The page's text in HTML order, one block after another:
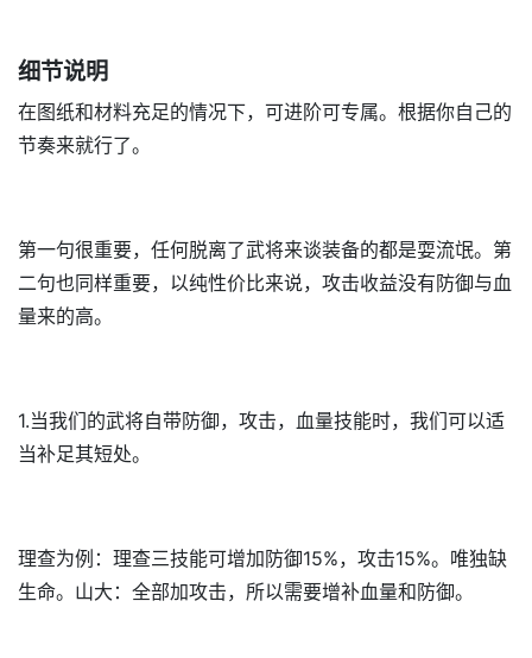
细节说明
在图纸和材料充足的情况下，可进阶可专属。根据你自己的
节奏来就行了。
第一句很重要，任何脱离了武将来谈装备的都是耍流氓。第
二句也同样重要，以纯性价比来说，攻击收益没有防御与血
量来的高。
1.当我们的武将自带防御，攻击，血量技能时，我们可以适
当补足其短处。
理查为例：理查三技能可增加防御15%，攻击15%。唯独缺
生命。山大：全部加攻击，所以需要增补血量和防御。